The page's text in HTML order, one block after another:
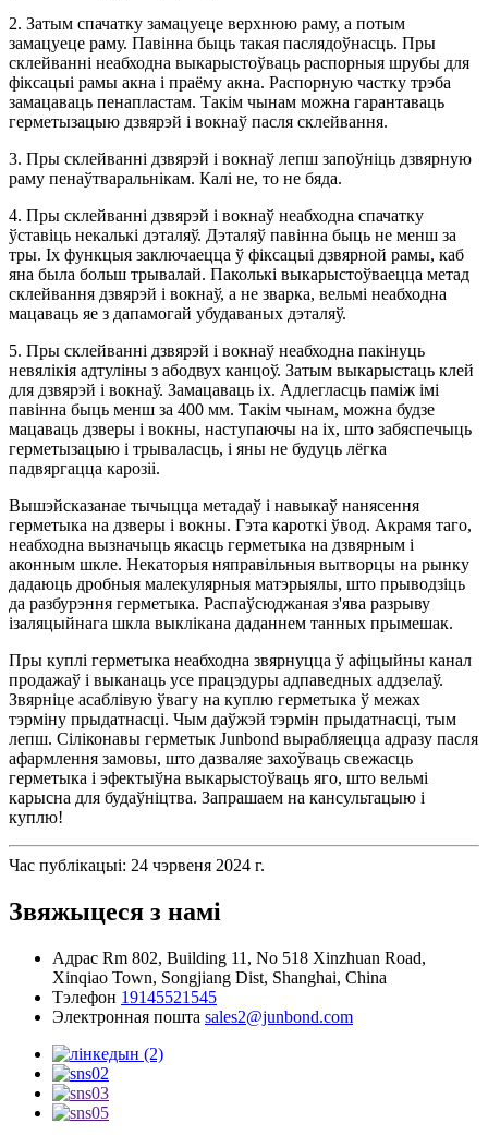
2. Затым спачатку замацуеце верхнюю раму, а потым
замацуеце раму. Павінна быць такая паслядоўнасць. Пры
склейванні неабходна выкарыстоўваць распорныя шрубы для
фіксацыі рамы акна і праёму акна. Распорную частку трэба
замацаваць пенапластам. Такім чынам можна гарантаваць
герметызацыю дзвярэй і вокнаў пасля склейвання.
3. Пры склейванні дзвярэй і вокнаў лепш запоўніць дзвярную
раму пенаўтваральнікам. Калі не, то не бяда.
4. Пры склейванні дзвярэй і вокнаў неабходна спачатку
ўставіць некалькі дэталяў. Дэталяў павінна быць не менш за
тры. Іх функцыя заключаецца ў фіксацыі дзвярной рамы, каб
яна была больш трывалай. Паколькі выкарыстоўваецца метад
склейвання дзвярэй і вокнаў, а не зварка, вельмі неабходна
мацаваць яе з дапамогай убудаваных дэталяў.
5. Пры склейванні дзвярэй і вокнаў неабходна пакінуць
невялікія адтуліны з абодвух канцоў. Затым выкарыстаць клей
для дзвярэй і вокнаў. Замацаваць іх. Адлегласць паміж імі
павінна быць менш за 400 мм. Такім чынам, можна будзе
мацаваць дзверы і вокны, наступаючы на ​​іх, што забяспечыць
герметызацыю і трываласць, і яны не будуць лёгка
падвяргацца карозіі.
Вышэйсказанае тычыцца метадаў і навыкаў нанясення
герметыка на дзверы і вокны. Гэта кароткі ўвод. Акрамя таго,
неабходна вызначыць якасць герметыка на дзвярным і
аконным шкле. Некаторыя няправільныя вытворцы на рынку
дадаюць дробныя малекулярныя матэрыялы, што прыводзіць
да разбурэння герметыка. Распаўсюджаная з'ява разрыву
ізаляцыйнага шкла выклікана даданнем танных прымешак.
Пры куплі герметыка неабходна звярнуцца ў афіцыйны канал
продажаў і выканаць усе працэдуры адпаведных аддзелаў.
Звярніце асаблівую ўвагу на куплю герметыка ў межах
тэрміну прыдатнасці. Чым даўжэй тэрмін прыдатнасці, тым
лепш. Сіліконавы герметык Junbond вырабляецца адразу пасля
афармлення замовы, што дазваляе захоўваць свежасць
герметыка і эфектыўна выкарыстоўваць яго, што вельмі
карысна для будаўніцтва. Запрашаем на кансультацыю і
куплю!
Час публікацыі: 24 чэрвеня 2024 г.
Звяжыцеся з намі
Адрас Rm 802, Building 11, No 518 Xinzhuan Road,
Xinqiao Town, Songjiang Dist, Shanghai, China
Тэлефон 19145521545
Электронная пошта sales2@junbond.com